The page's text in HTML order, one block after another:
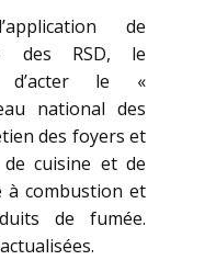
de
des RSD, le
d’acter le «
national des
des foyers et
cuisine et de
à combustion et
de fumée.